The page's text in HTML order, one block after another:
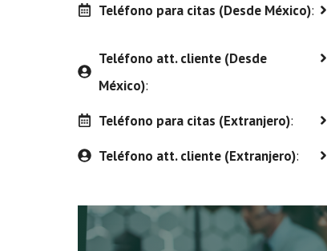
Teléfono para citas (Desde México):
Teléfono att. cliente (Desde
México):
Teléfono para citas (Extranjero):
Teléfono att. cliente (Extranjero):